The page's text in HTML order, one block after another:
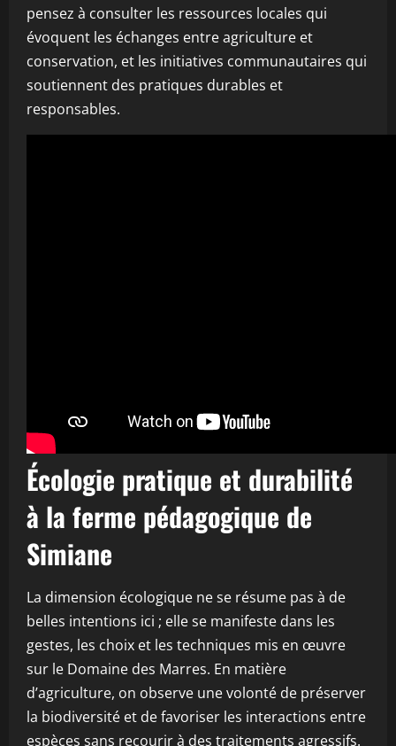
pensez à consulter les ressources locales qui
évoquent les échanges entre agriculture et
conservation, et les initiatives communautaires qui
soutiennent des pratiques durables et
responsables.
Écologie pratique et durabilité
à la ferme pédagogique de
Simiane
La dimension écologique ne se résume pas à de
belles intentions ici ; elle se manifeste dans les
gestes, les choix et les techniques mis en œuvre
sur le Domaine des Marres. En matière
d’agriculture, on observe une volonté de préserver
la biodiversité et de favoriser les interactions entre
espèces sans recourir à des traitements agressifs.